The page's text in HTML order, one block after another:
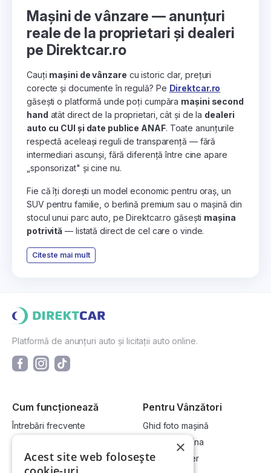
Mașini de vânzare — anunțuri
reale de la proprietari și dealeri
pe Direktcar.ro
Cauți mașini de vânzare cu istoric clar, prețuri
corecte și documente în regulă? Pe Direktcar.ro
găsești o platformă unde poți cumpăra mașini second
hand atât direct de la proprietari, cât și de la dealeri
auto cu CUI și date publice ANAF. Toate anunțurile
respectă aceleași reguli de transparență — fără
intermediari ascunși, fără diferență între cine apare
„sponsorizat" și cine nu.
Fie că îți dorești un model economic pentru oraș, un
SUV pentru familie, o berlină premium sau o mașină din
stocul unui parc auto, pe Direktcar.ro găsești mașina
potrivită — listată direct de cel care o vinde.
Citeste mai mult
Platformă de anunțuri auto și licitații auto online.
Cum funcționează
Întrebări frecvente
Cum vând la licitație?
Pentru Vânzători
Ghid foto mașină
Vinde-ți mașina
Devino dealer
×
Acest site web folosește